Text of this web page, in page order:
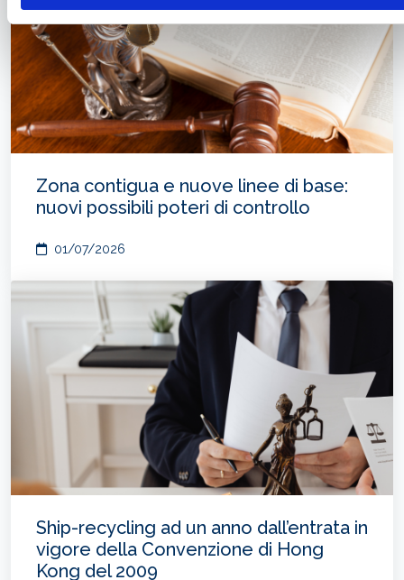
Zona contigua e nuove linee di base:
nuovi possibili poteri di controllo
01/07/2026
Ship-recycling ad un anno dall’entrata in
vigore della Convenzione di Hong
Kong del 2009